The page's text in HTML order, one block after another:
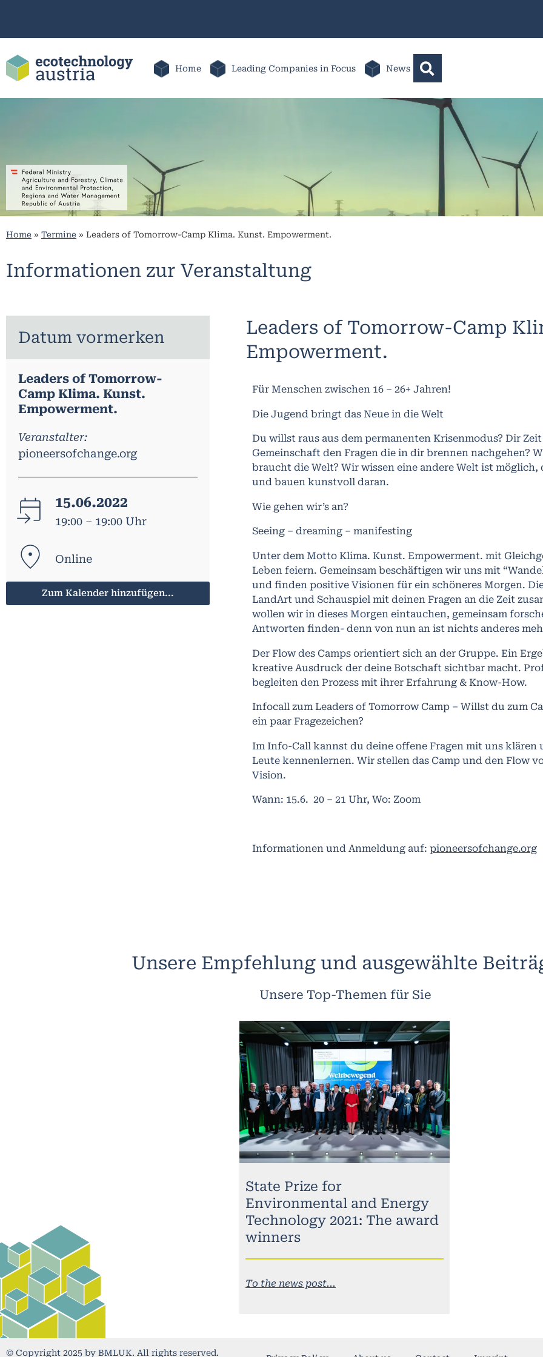
Home Leading Companies in Focus News
Home » Termine » Leaders of Tomorrow-Camp Klima. Kunst. Empowerment.
Informationen zur Veranstaltung
Datum vormerken
Leaders of Tomorrow-
Camp Klima. Kunst.
Empowerment.
Veranstalter:
pioneersofchange.org
15.06.2022
19:00 – 19:00 Uhr
Online
Zum Kalender hinzufügen...
Leaders of Tomorrow-Camp
Empowerment.
Für Menschen zwischen 16 – 26+ Jahren!
Die Jugend bringt das Neue in die Welt
Du willst raus aus dem permanenten Krisenmodus? Dir
Gemeinschaft den Fragen die in dir brennen nachgehen?
braucht die Welt? Wir wissen eine andere Welt ist
und bauen kunstvoll daran.
Wie gehen wir’s an?
Seeing – dreaming – manifesting
Unter dem Motto Klima. Kunst. Empowerment. mit
Leben feiern. Gemeinsam beschäftigen wir uns mit
und finden positive Visionen für ein schöneres Morgen.
LandArt und Schauspiel mit deinen Fragen an die Zeit
wollen wir in dieses Morgen eintauchen, gemeinsam
Antworten finden- denn von nun an ist nichts anderes
Der Flow des Camps orientiert sich an der Gruppe. Ein
kreative Ausdruck der deine Botschaft sichtbar macht.
begleiten den Prozess mit ihrer Erfahrung & Know-How.
Infocall zum Leaders of Tomorrow Camp – Willst du zum
ein paar Fragezeichen?
Im Info-Call kannst du deine offene Fragen mit uns klären
Leute kennenlernen. Wir stellen das Camp und den Flow
Vision.
Wann: 15.6. 20 – 21 Uhr, Wo: Zoom
Informationen und Anmeldung auf: pioneersofchange.org
Unsere Empfehlung und ausgewählte
Unsere Top-Themen für Sie
State Prize for
Environmental and Energy
Technology 2021: The award
winners
To the news post...
© Copyright 2025 by BMLUK. All rights reserved.